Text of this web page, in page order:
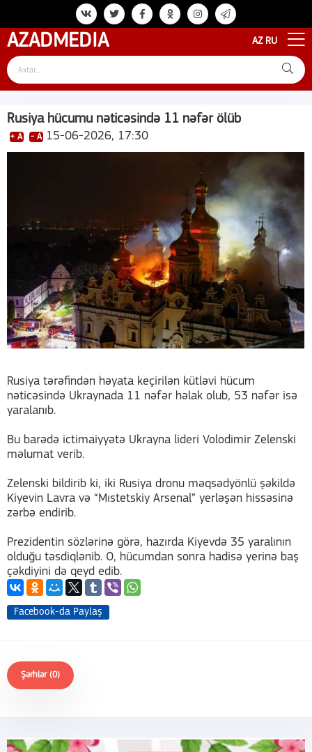
AZADMEDIA AZ RU
Rusiya hücumu nəticəsində 11 nəfər ölüb
+ A - A 15-06-2026, 17:30
Rusiya tərəfindən həyata keçirilən kütləvi hücum
nəticəsində Ukraynada 11 nəfər həlak olub, 53 nəfər isə
yaralanıb.
Bu barədə ictimaiyyətə Ukrayna lideri Volodimir Zelenski
məlumat verib.
Zelenski bildirib ki, iki Rusiya dronu məqsədyönlü şəkildə
Kiyevin Lavra və “Mıstetskiy Arsenal” yerləşən hissəsinə
zərbə endirib.
Prezidentin sözlərinə görə, hazırda Kiyevdə 35 yaralının
olduğu təsdiqlənib. O, hücumdan sonra hadisə yerinə baş
çəkdiyini də qeyd edib.
Facebook-da Paylaş
Şərhlər (0)